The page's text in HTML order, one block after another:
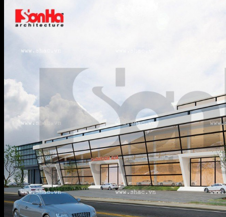
TUYỂN DỤNG
LIÊN HỆ